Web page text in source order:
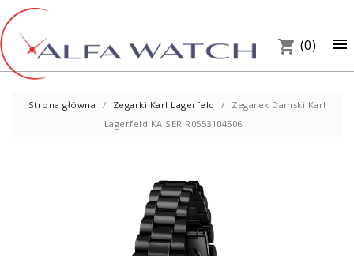

shopping_cart (0)
Strona główna Zegarki Karl Lagerfeld
Zegarek Damski Karl
Lagerfeld KAISER R0553104506